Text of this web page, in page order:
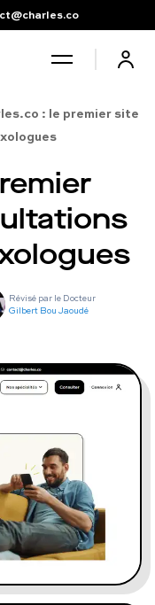
: le premier site
Révisé par le Docteur
Gilbert Bou Jaoudé